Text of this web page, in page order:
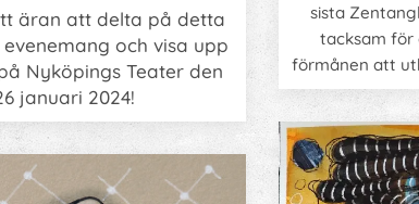
äran att delta på detta
och visa upp
Nyköpings Teater den
januari 2024!
sista
tacksam för
förmånen att
Det har varit
jag kan bara
skriva sitt